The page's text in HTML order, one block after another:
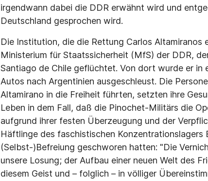
irgendwann dabei die DDR erwähnt wird und
Deutschland gesprochen wird.
Die Institution, die die Rettung Carlos
Ministerium für Staatssicherheit (MfS) der DDR,
Santiago de Chile geflüchtet. Von dort wurde er in
Autos nach Argentinien ausgeschleust. Die
Altamirano in die Freiheit führten, setzten ihre
Leben in dem Fall, daß die Pinochet-Militärs die
aufgrund ihrer festen Überzeugung und der
Häftlinge des faschistischen Konzentrationslagers
(Selbst-)Befreiung geschworen hatten: "Die
unsere Losung; der Aufbau einer neuen Welt des
diesem Geist und – folglich – in völliger